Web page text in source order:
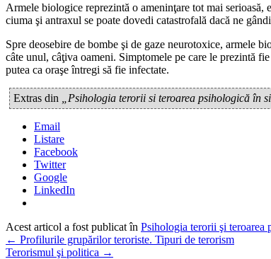
Armele biologice reprezintă o ameninţare tot mai
ciuma şi antraxul se poate dovedi catastrofală dacă ne
Spre deosebire de bombe şi de gaze neurotoxice, armele
câte unul, câţiva oameni. Simptomele pe care le prezintă
putea ca oraşe întregi să fie infectate.
Extras din „Psihologia terorii si teroarea psihologică în
Email
Listare
Facebook
Twitter
Google
LinkedIn
Acest articol a fost publicat în Psihologia terorii şi teroarea
← Profilurile grupărilor teroriste. Tipuri de terorism
Terorismul şi politica →